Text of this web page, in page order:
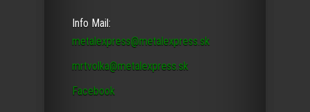
Info Mail:
metalexpress@metalexpress.sk
mrtvolka@metalexpress.sk
Facebook